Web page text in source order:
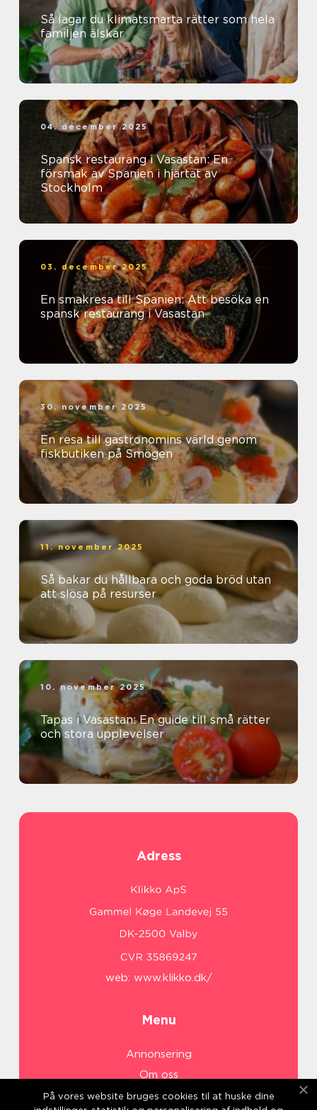
Så lagar du klimatsmarta rätter som hela
familjen älskar
04. december 2025
Spansk restaurang i Vasastan: En
försmak av Spanien i hjärtat av
Stockholm
03. december 2025
En smakresa till Spanien: Att besöka en
spansk restaurang i Vasastan
30. november 2025
En resa till gastronomins värld genom
fiskbutiken på Smögen
11. november 2025
Så bakar du hållbara och goda bröd utan
att slösa på resurser
10. november 2025
Tapas i Vasastan: En guide till små rätter
och stora upplevelser
Adress
web: www.klikko.dk/
Menu
Annonsering
Om oss
Cookies
På vores website bruges cookies til at huske dine